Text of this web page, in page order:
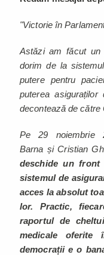
"Victorie în
Astăzi am făcut
dorim de la
putere pentru
puterea
decontează de către
Pe 29 noiembrie
Barna și Cristian
deschide un
sistemul de
acces la absolut
lor. Practic,
raportul de
medicale
democrații e o